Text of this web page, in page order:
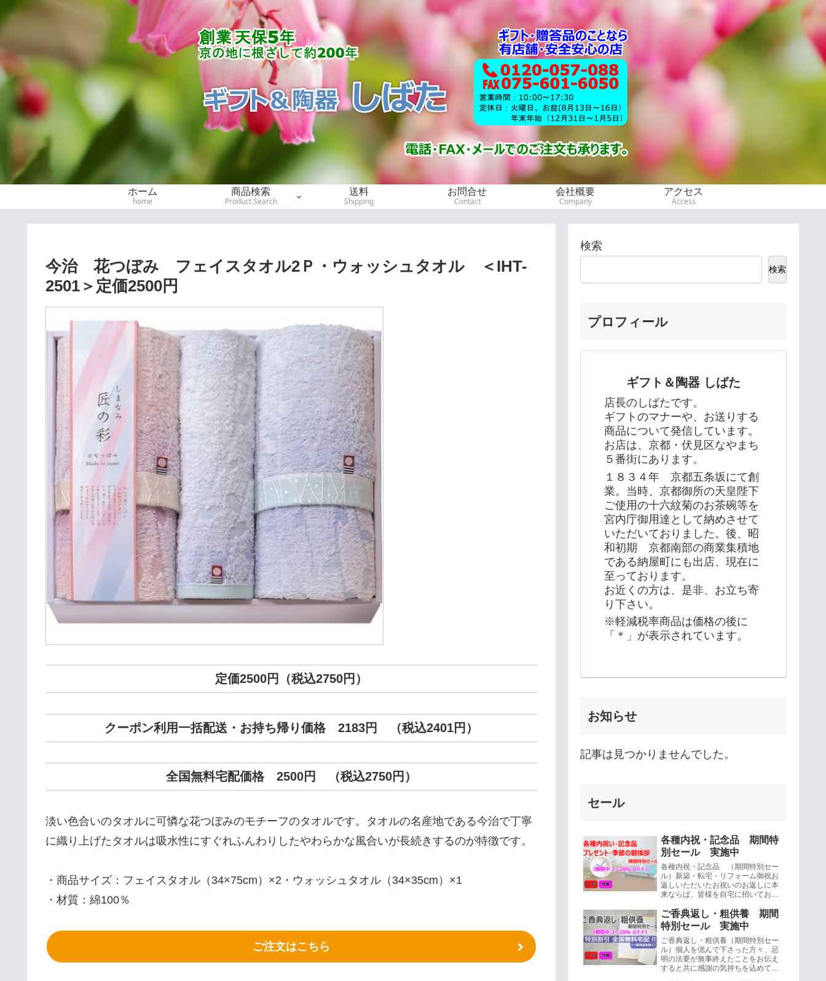
ホーム
home
商品検索
Product Search
送料
Shipping
お問合せ
Contact
会社概要
Company
アクセス
Access
今治 花つぼみ フェイスタオル2Ｐ・ウォッシュタオル ＜IHT-
2501＞定価2500円
定価2500円（税込2750円）
クーポン利用一括配送・お持ち帰り価格 2183円 （税込2401円）
全国無料宅配価格 2500円 （税込2750円）
淡い色合いのタオルに可憐な花つぼみのモチーフのタオルです。タオルの名産地である今治で丁寧
に織り上げたタオルは吸水性にすぐれふんわりしたやわらかな風合いが長続きするのが特徴です。
・商品サイズ：フェイスタオル（34×75cm）×2・ウォッシュタオル（34×35cm）×1
・材質：綿100％
ご注文はこちら
検索
検索
プロフィール
ギフト＆陶器 しばた
店長のしばたです。
ギフトのマナーや、お送りする
商品について発信しています。
お店は、京都・伏見区なやまち
５番街にあります。
１８３４年 京都五条坂にて創
業。当時、京都御所の天皇陛下
ご使用の十六紋菊のお茶碗等を
宮内庁御用達として納めさせて
いただいておりました。後、昭
和初期 京都南部の商業集積地
である納屋町にも出店、現在に
至っております。
お近くの方は、是非、お立ち寄
り下さい。
※軽減税率商品は価格の後に
「＊」が表示されています。
お知らせ
記事は見つかりませんでした。
セール
各種内祝・記念品 期間特
別セール 実施中
各種内祝・記念品 （期間特別セー
ル）新築・転宅・リフォーム御祝お
返しいただいたお祝いのお返しに本
来ならば、皆様を自宅に招いてお披
かったり、実際お客様を呼ぶのはと
ても・・...
ご香典返し・粗供養 期間
特別セール 実施中
ご香典返し・粗供養（期間特別セー
ル）個人を偲んで下さった方々、忌
明の法要が無事終えたことをお伝え
すると共に感謝の気持ちを込めて三